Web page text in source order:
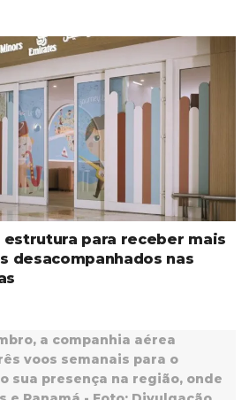
para receber mais
desacompanhados nas